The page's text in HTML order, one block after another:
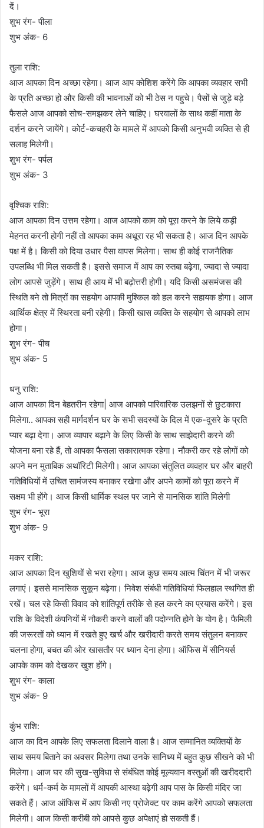
दें।
शुभ रंग- पीला
शुभ अंक- 6
तुला राशि:
आज आपका दिन अच्छा रहेगा। आज आप कोशिश करेंगे कि आपका व्यवहार सभी
के प्रति अच्छा हो और किसी की भावनाओं को भी ठेस न पहुचे। पैसों से जुड़े बड़े
फैसले आज आपको सोच-समझकर लेने चाहिए। घरवालों के साथ कहीं माता के
दर्शन करने जायेंगे। कोर्ट-कचहरी के मामले में आपको किसी अनुभवी व्यक्ति से ही
सलाह मिलेगी।
शुभ रंग- पर्पल
शुभ अंक- 3
वृश्चिक राशि:
आज आपका दिन उत्तम रहेगा। आज आपको काम को पूरा करने के लिये कड़ी
मेहनत करनी होगी नहीं तो आपका काम अधूरा रह भी सकता है। आज दिन आपके
पक्ष में है। किसी को दिया उधार पैसा वापस मिलेगा। साथ ही कोई राजनैतिक
उपलब्धि भी मिल सकती है। इससे समाज में आप का रुतबा बढ़ेगा, ज्यादा से ज्यादा
लोग आपसे जुड़ेंगे। साथ ही आय में भी बढ़ोत्तरी होगी। यदि किसी असमंजस की
स्थिति बने तो मित्रों का सहयोग आपकी मुश्किल को हल करने सहायक होगा। आज
आर्थिक क्षेत्र में स्थिरता बनी रहेगी। किसी खास व्यक्ति के सहयोग से आपको लाभ
होगा।
शुभ रंग- पीच
शुभ अंक- 5
धनु राशि:
आज आपका दिन बेहतरीन रहेगा| आज आपको पारिवारिक उलझनों से छुटकारा
मिलेगा.. आपका सही मार्गदर्शन घर के सभी सदस्यों के दिल में एक-दुसरे के प्रति
प्यार बढ़ा देगा। आज व्यापार बढ़ाने के लिए किसी के साथ साझेदारी करने की
योजना बना रहे हैं, तो आपका फैसला सकारात्मक रहेगा। नौकरी कर रहे लोगों को
अपने मन मुताबिक अथॉरिटी मिलेगी। आज आपका संतुलित व्यवहार घर और बाहरी
गतिविधियों में उचित सामंजस्य बनाकर रखेगा और अपने कामों को पूरा करने में
सक्षम भी होंगे। आज किसी धार्मिक स्थल पर जाने से मानसिक शांति मिलेगी
शुभ रंग- भूरा
शुभ अंक- 9
मकर राशि:
आज आपका दिन खुशियों से भरा रहेगा। आज कुछ समय आत्म चिंतन में भी जरूर
लगाएं। इससे मानसिक सुकून बढ़ेगा। निवेश संबंधी गतिविधियां फिलहाल स्थगित ही
रखें। चल रहे किसी विवाद को शांतिपूर्ण तरीके से हल करने का प्रयास करेंगे। इस
राशि के विदेशी कंपनियों में नौकरी करने वालों की पदोन्नति होने के योग है। फैमिली
की जरूरतों को ध्यान में रखते हुए खर्च और खरीदारी करते समय संतुलन बनाकर
चलना होगा, बचत की ओर खासतौर पर ध्यान देना होगा। ऑफिस में सीनियर्स
आपके काम को देखकर खुश होंगे।
शुभ रंग- काला
शुभ अंक- 9
कुंभ राशि:
आज का दिन आपके लिए सफलता दिलाने वाला है। आज सम्मानित व्यक्तियों के
साथ समय बिताने का अवसर मिलेगा तथा उनके सानिध्य में बहुत कुछ सीखने को भी
मिलेगा। आज घर की सुख-सुविधा से संबंधित कोई मूल्यवान वस्तुओं की खरीददारी
करेंगे। धर्म-कर्म के मामलों में आपकी आस्था बढ़ेगी आप पास के किसी मंदिर जा
सकते हैं। आज ऑफिस में आप किसी नए प्रोजेक्ट पर काम करेंगे आपको सफलता
मिलेगी। आज किसी करीबी को आपसे कुछ अपेक्षाएं हो सकती हैं।